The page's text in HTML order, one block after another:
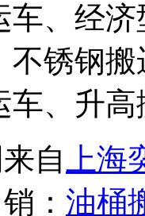
车、经
不锈钢
车、升
自
上
销： 油桶